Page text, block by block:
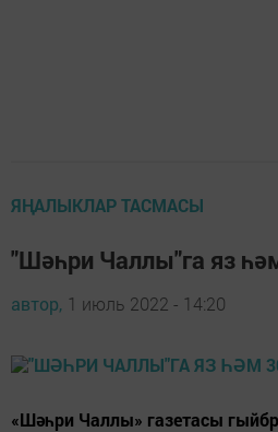
ЯҢАЛЫКЛАР ТАСМАСЫ
"Шәһри Чаллы"га яз
автор, 1 июль 2022 - 14:20
«Шәһри Чаллы» газетасы